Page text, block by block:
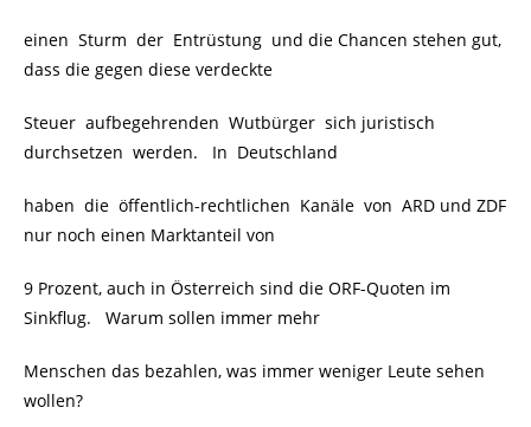
einen Sturm der Entrüstung und die Chancen stehen gut,
dass die gegen diese verdeckte
Steuer aufbegehrenden Wutbürger sich juristisch
durchsetzen werden. In Deutschland
haben die öffentlich-rechtlichen Kanäle von ARD und ZDF
nur noch einen Marktanteil von
9 Prozent, auch in Österreich sind die ORF-Quoten im
Sinkflug. Warum sollen immer mehr
Menschen das bezahlen, was immer weniger Leute sehen
wollen?